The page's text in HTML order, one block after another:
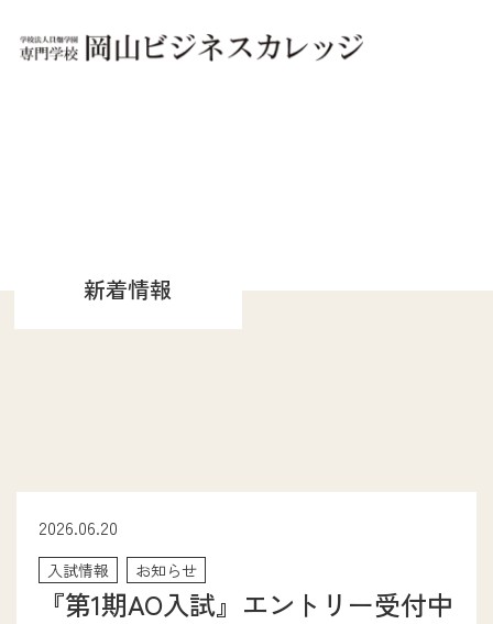
文部科学省 高等教育の
修学支援新制度認定校
次世代ITエンジニア学科
医療事務学科
ファッションクリエイター学科
ブライダル・コンシェルジュ学科
新着情報
2026.06.20
入試情報 お知らせ
『第1期AO入試』エントリー受付中